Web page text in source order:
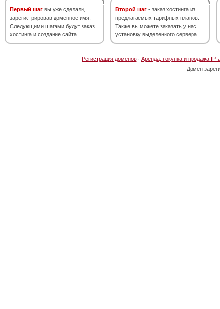
Первый шаг вы уже сделали,
зарегистрировав доменное имя.
Следующими шагами будут заказ
хостинга и создание сайта.
Второй шаг - заказ хостинга из
предлагаемых тарифных планов.
Также вы можете заказать у нас
установку выделенного сервера.
Регистрация доменов· Аренда, покупка и продажа IP-
Домен